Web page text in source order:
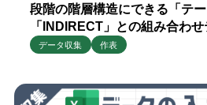
段階の階層構造にできる「テー
「INDIRECT」との組み合わ
データ収集
作表